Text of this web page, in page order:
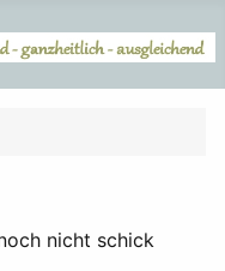
nicht schick